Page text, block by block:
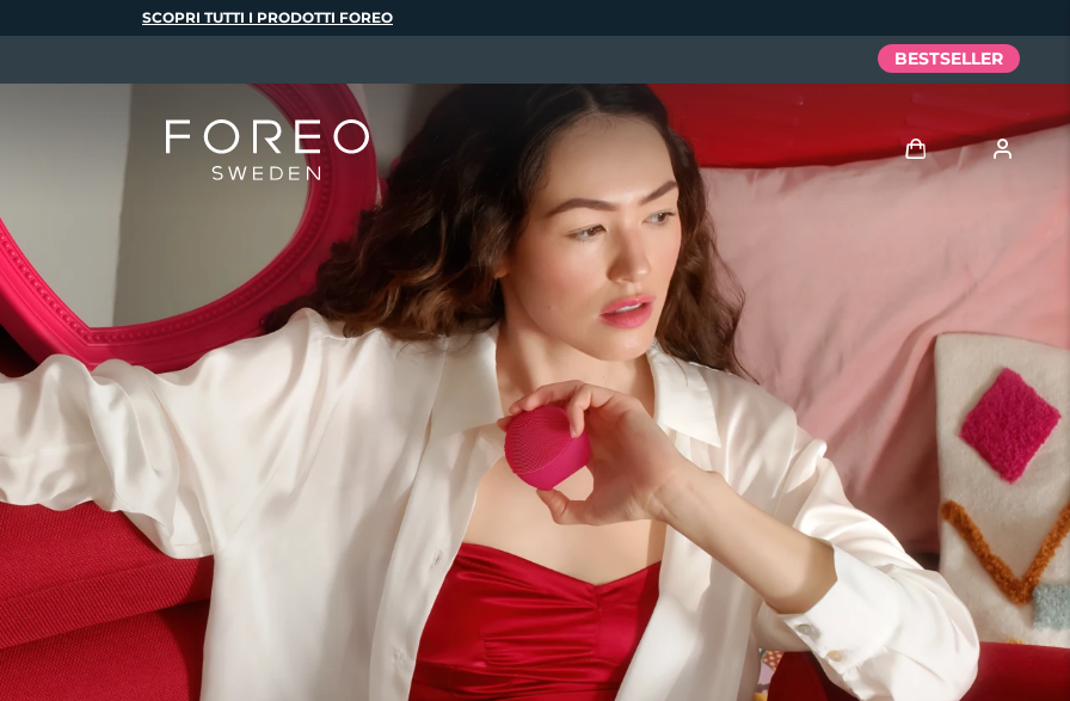
SCOPRI TUTTI I PRODOTTI FOREO
BESTSELLER
Profilo utente
I miei dispositivi
I miei ordini
I miei indirizzi
I miei abbonamenti